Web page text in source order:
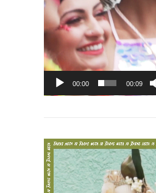
00:00 00:09
Tocador
de
vídeo